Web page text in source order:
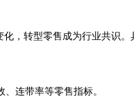
，转型零售成为行业共识。
连带率等零售指标。